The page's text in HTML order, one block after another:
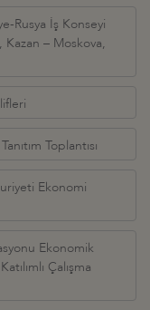
Rusya İş Konseyi
Kazan – Moskova,
Toplantısı
Ekonomi
Ekonomik
Çalışma